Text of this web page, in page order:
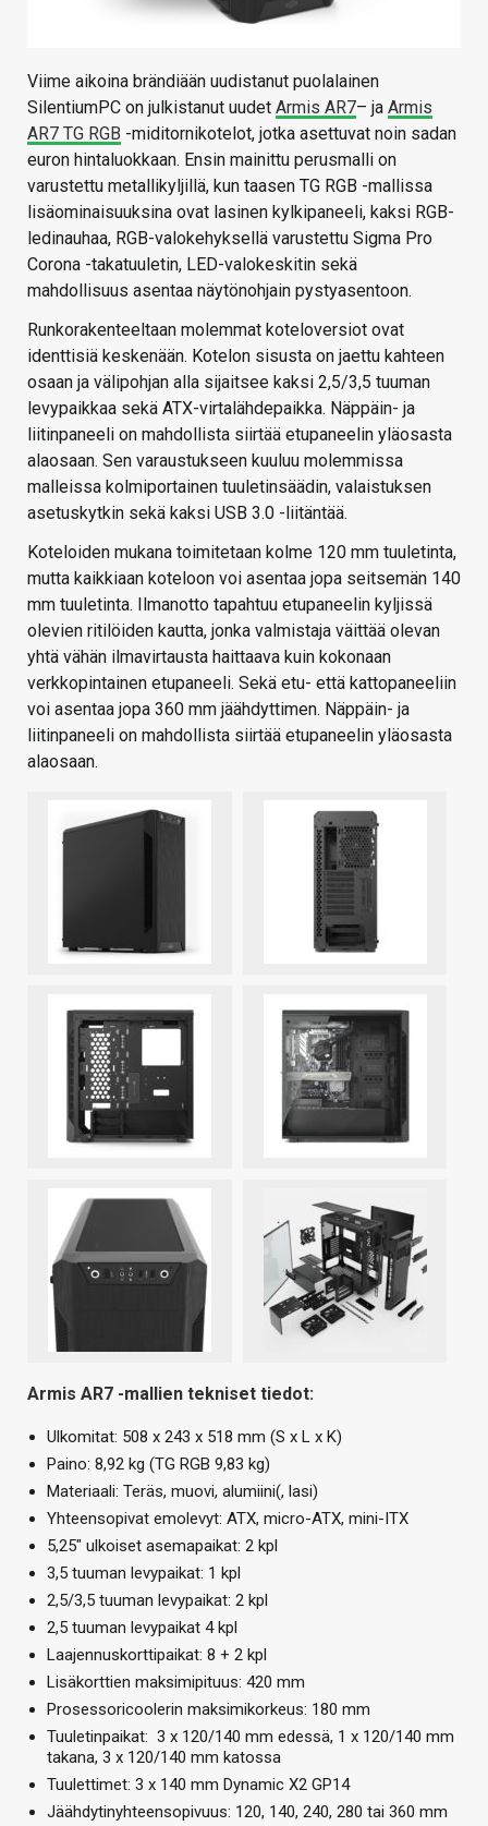
Viime aikoina brändiään uudistanut puolalainen
SilentiumPC on julkistanut uudet Armis AR7– ja Armis
AR7 TG RGB -miditornikotelot, jotka asettuvat noin sadan
euron hintaluokkaan. Ensin mainittu perusmalli on
varustettu metallikyljillä, kun taasen TG RGB -mallissa
lisäominaisuuksina ovat lasinen kylkipaneeli, kaksi RGB-
ledinauhaa, RGB-valokehyksellä varustettu Sigma Pro
Corona -takatuuletin, LED-valokeskitin sekä
mahdollisuus asentaa näytönohjain pystyasentoon.
Runkorakenteeltaan molemmat koteloversiot ovat
identtisiä keskenään. Kotelon sisusta on jaettu kahteen
osaan ja välipohjan alla sijaitsee kaksi 2,5/3,5 tuuman
levypaikkaa sekä ATX-virtalähdepaikka. Näppäin- ja
liitinpaneeli on mahdollista siirtää etupaneelin yläosasta
alaosaan. Sen varaustukseen kuuluu molemmissa
malleissa kolmiportainen tuuletinsäädin, valaistuksen
asetuskytkin sekä kaksi USB 3.0 -liitäntää.
Koteloiden mukana toimitetaan kolme 120 mm tuuletinta,
mutta kaikkiaan koteloon voi asentaa jopa seitsemän 140
mm tuuletinta. Ilmanotto tapahtuu etupaneelin kyljissä
olevien ritilöiden kautta, jonka valmistaja väittää olevan
yhtä vähän ilmavirtausta haittaava kuin kokonaan
verkkopintainen etupaneeli. Sekä etu- että kattopaneeliin
voi asentaa jopa 360 mm jäähdyttimen. Näppäin- ja
liitinpaneeli on mahdollista siirtää etupaneelin yläosasta
alaosaan.
Armis AR7 -mallien tekniset tiedot:
Ulkomitat: 508 x 243 x 518 mm (S x L x K)
Paino: 8,92 kg (TG RGB 9,83 kg)
Materiaali: Teräs, muovi, alumiini(, lasi)
Yhteensopivat emolevyt: ATX, micro-ATX, mini-ITX
5,25″ ulkoiset asemapaikat: 2 kpl
3,5 tuuman levypaikat: 1 kpl
2,5/3,5 tuuman levypaikat: 2 kpl
2,5 tuuman levypaikat 4 kpl
Laajennuskorttipaikat: 8 + 2 kpl
Lisäkorttien maksimipituus: 420 mm
Prosessoricoolerin maksimikorkeus: 180 mm
Tuuletinpaikat: 3 x 120/140 mm edessä, 1 x 120/140 mm
takana, 3 x 120/140 mm katossa
Tuulettimet: 3 x 140 mm Dynamic X2 GP14
Jäähdytinyhteensopivuus: 120, 140, 240, 280 tai 360 mm